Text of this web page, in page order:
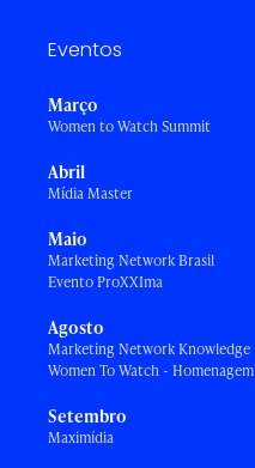
Eventos
Março
Women to Watch Summit
Abril
Mídia Master
Maio
Marketing Network Brasil
Evento ProXXIma
Agosto
Marketing Network Knowledge
Women To Watch - Homenagem
Setembro
Maximídia